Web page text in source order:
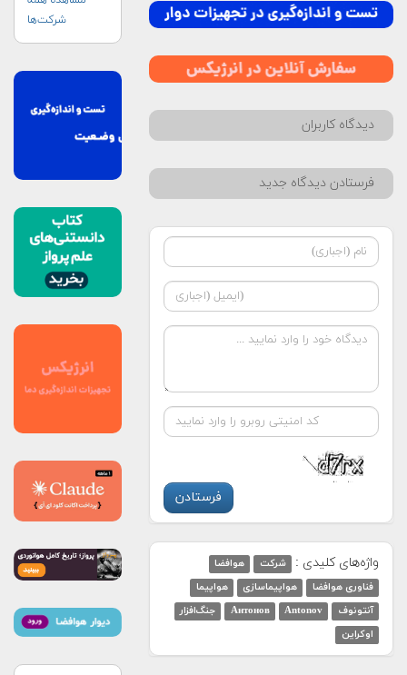
دیدگاه کاربران
فرستادن دیدگاه جدید
واژه‌های کلیدی : شرکت
هوافضا
فناوری هوافضا
هواپیماسازی
هواپیما
آنتونوف
Антонов Antonov
جنگ‌افزار
اوکراین
شرکت‌ها